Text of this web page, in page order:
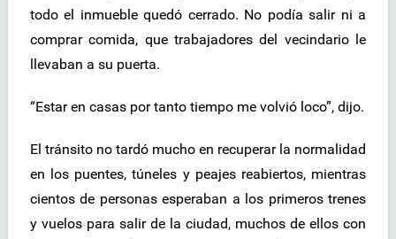
todo el inmueble quedó cerrado. No podía salir ni a
comprar comida, que trabajadores del vecindario le
llevaban a su puerta.
“Estar en casas por tanto tiempo me volvió loco”, dijo.
El tránsito no tardó mucho en recuperar la normalidad
en los puentes, túneles y peajes reabiertos, mientras
cientos de personas esperaban a los primeros trenes
y vuelos para salir de la ciudad, muchos de ellos con